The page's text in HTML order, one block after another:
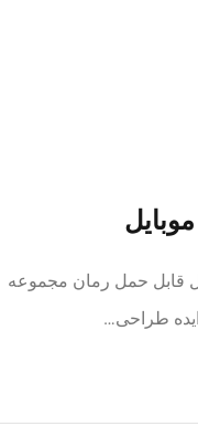
قابل حمل رمان مجموعه
طراحی…